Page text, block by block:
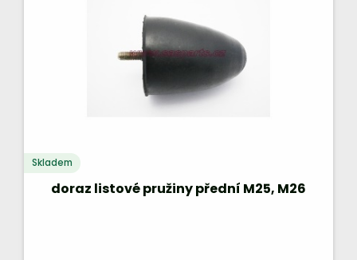
Skladem
doraz listové pružiny přední M25, M26